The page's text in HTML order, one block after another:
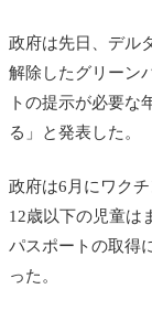
政府は先日、デル
解除したグリーン
トの提示が必要な
る」と発表した。
政府は6月にワク
12歳以下の児童は
パスポートの取得
った。